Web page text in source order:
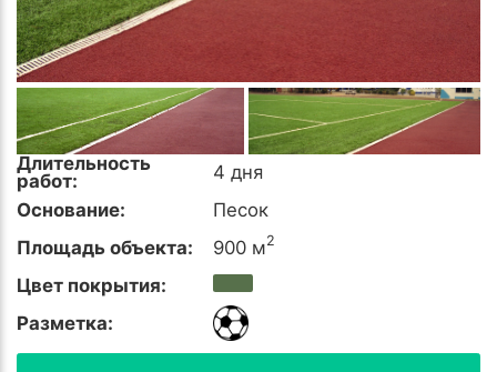
Длительность
работ:
4 дня
Основание:
Песок
Площадь объекта:
900 м2
Цвет покрытия:
Разметка: